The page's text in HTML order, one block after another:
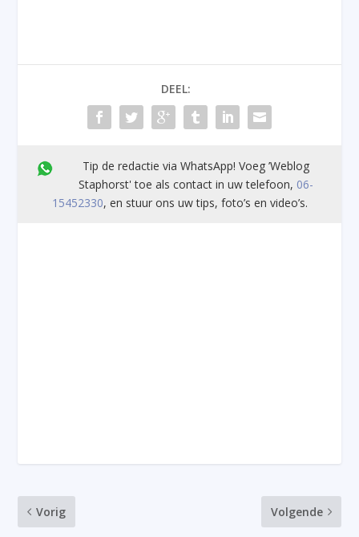
DEEL:
Tip de redactie via WhatsApp! Voeg ’Weblog
Staphorst' toe als contact in uw telefoon, 06-
15452330, en stuur ons uw tips, foto’s en video’s.
Vorig Volgende